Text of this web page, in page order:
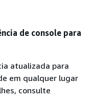
de console para
atualizada para
em qualquer lugar
consulte